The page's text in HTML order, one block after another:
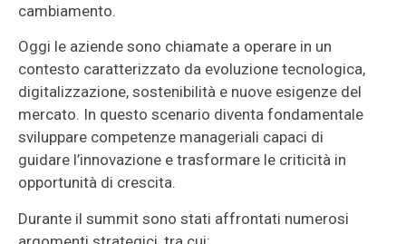
cambiamento.
Oggi le aziende sono chiamate a operare in un
contesto caratterizzato da evoluzione tecnologica,
digitalizzazione, sostenibilità e nuove esigenze del
mercato. In questo scenario diventa fondamentale
sviluppare competenze manageriali capaci di
guidare l’innovazione e trasformare le criticità in
opportunità di crescita.
Durante il summit sono stati affrontati numerosi